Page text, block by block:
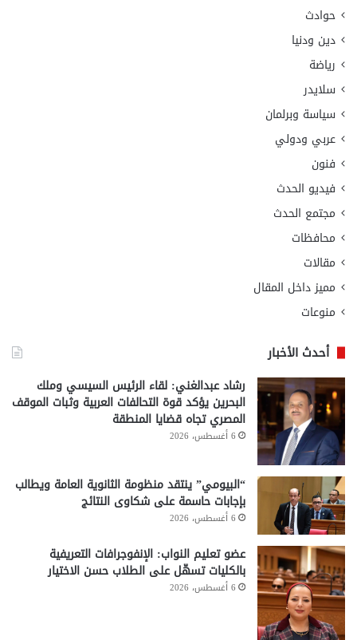
حوادث
دين ودنيا
رياضة
سلايدر
سياسة وبرلمان
عربي ودولي
فنون
فيديو الحدث
مجتمع الحدث
محافظات
مقالات
مميز داخل المقال
منوعات
أحدث الأخبار
رشاد عبدالغني: لقاء الرئيس السيسي وملك
البحرين يؤكد قوة التحالفات العربية وثبات الموقف
المصري تجاه قضايا المنطقة
6 أغسطس، 2026
“البيومي” ينتقد منظومة الثانوية العامة ويطالب
بإجابات حاسمة على شكاوى النتائج
6 أغسطس، 2026
عضو تعليم النواب: الإنفوجرافات التعريفية
بالكليات تسهّل على الطلاب حسن الاختيار
6 أغسطس، 2026